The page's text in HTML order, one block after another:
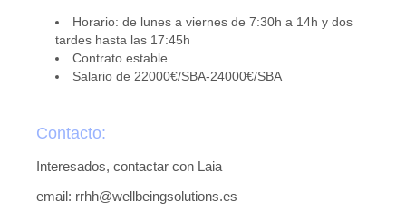
Horario: de lunes a viernes de 7:30h a 14h y dos
tardes hasta las 17:45h
Contrato estable
Salario de 22000€/SBA-24000€/SBA
Contacto:
Interesados, contactar con Laia
email: rrhh@wellbeingsolutions.es